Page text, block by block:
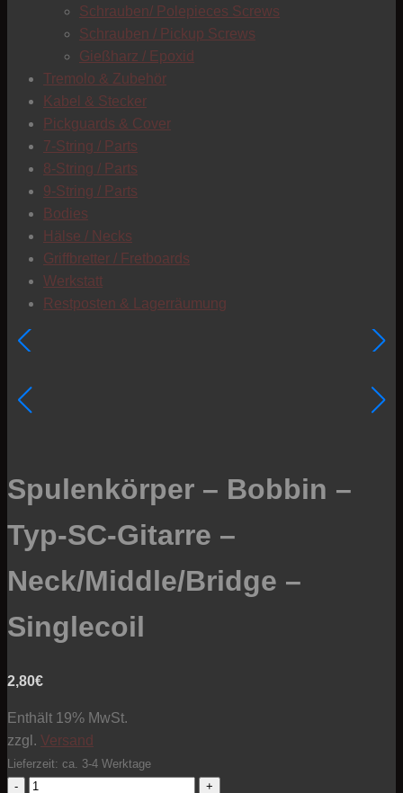
Schrauben/ Polepieces Screws
Schrauben / Pickup Screws
Gießharz / Epoxid
Tremolo & Zubehör
Kabel & Stecker
Pickguards & Cover
7-String / Parts
8-String / Parts
9-String / Parts
Bodies
Hälse / Necks
Griffbretter / Fretboards
Werkstatt
Restposten & Lagerräumung
Spulenkörper – Bobbin –
Typ-SC-Gitarre –
Neck/Middle/Bridge –
Singlecoil
2,80€
Enthält 19% MwSt.
zzgl. Versand
Lieferzeit: ca. 3-4 Werktage
Spulenkörper